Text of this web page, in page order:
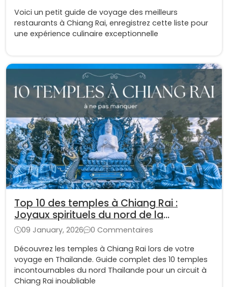
Voici un petit guide de voyage des meilleurs
restaurants à Chiang Rai, enregistrez cette liste pour
une expérience culinaire exceptionnelle
Top 10 des temples à Chiang Rai :
Joyaux spirituels du nord de la
Thaïlande
09 January, 2026
0 Commentaires
Découvrez les temples à Chiang Rai lors de votre
voyage en Thailande. Guide complet des 10 temples
incontournables du nord Thailande pour un circuit à
Chiang Rai inoubliable